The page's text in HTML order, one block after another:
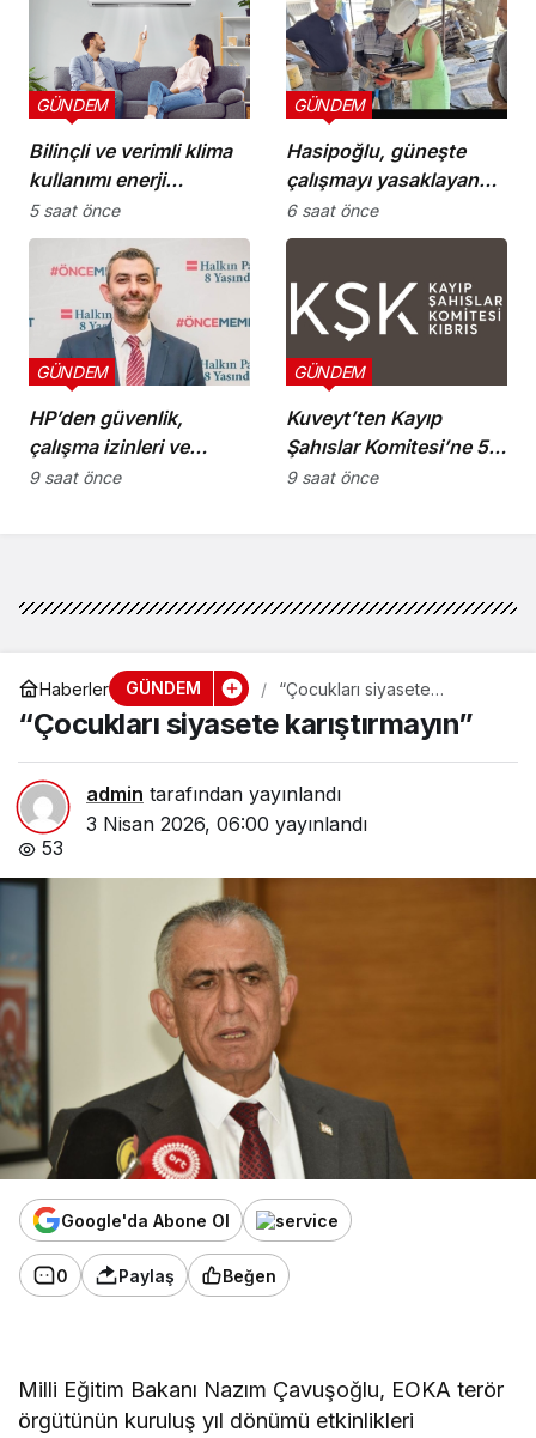
Bilinçli ve verimli klima
kullanımı enerji
tüketimini azaltıyor
GÜNDEM
5 saat önce
Hasipoğlu, güneşte
çalışmayı yasaklayan
kararın uygulanmasını
Yeniboğaziçi’nde
GÜNDEM
6 saat önce
HP’den güvenlik,
çalışma izinleri ve
yurttaşlık
GÜNDEM
9 saat önce
Kuveyt’ten Kayıp
Şahıslar Komitesi’ne 50
bin dolar katkı
GÜNDEM
9 saat önce
Haberler GÜNDEM
“Çocukları siyasete
karıştırmayın”
“Çocukları siyasete karıştırmayın”
admin tarafından yayınlandı
3 Nisan 2026, 06:00 yayınlandı
53
Google'da Abone Ol
0 Paylaş Beğen
Milli Eğitim Bakanı Nazım Çavuşoğlu, EOKA terör
örgütünün kuruluş yıl dönümü etkinlikleri